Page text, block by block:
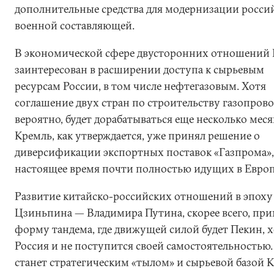
дополнительные средства для модернизации
военной составляющей.
В экономической сфере двусторонних отношений
заинтересован в расширении доступа к сырьевым
ресурсам России, в том числе нефтегазовым. Хотя
соглашение двух стран по строительству
вероятно, будет дорабатываться еще несколько
Кремль, как утверждается, уже принял решение о
диверсификации экспортных поставок
настоящее время почти полностью идущих в
Развитие китайско-российских отношений в
Цзиньпина — Владимира Путина, скорее всего,
форму тандема, где движущей силой будет Пекин,
Россия и не поступится своей
станет стратегическим «тылом» и сырьевой базой